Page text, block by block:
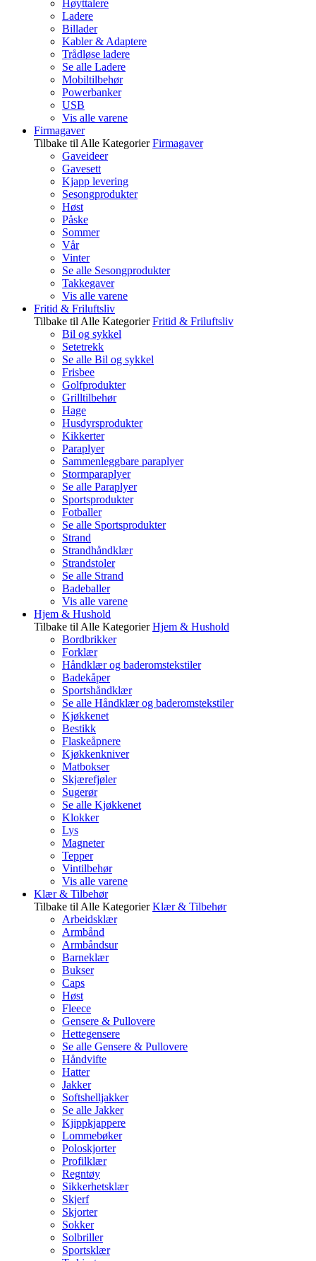
Høyttalere
Ladere
Billader
Kabler & Adaptere
Trådløse ladere
Se alle Ladere
Mobiltilbehør
Powerbanker
USB
Vis alle varene
Firmagaver
Tilbake til Alle Kategorier Firmagaver
Gaveideer
Gavesett
Kjapp levering
Sesongprodukter
Høst
Påske
Sommer
Vår
Vinter
Se alle Sesongprodukter
Takkegaver
Vis alle varene
Fritid & Friluftsliv
Tilbake til Alle Kategorier Fritid & Friluftsliv
Bil og sykkel
Setetrekk
Se alle Bil og sykkel
Frisbee
Golfprodukter
Grilltilbehør
Hage
Husdyrsprodukter
Kikkerter
Paraplyer
Sammenleggbare paraplyer
Stormparaplyer
Se alle Paraplyer
Sportsprodukter
Fotballer
Se alle Sportsprodukter
Strand
Strandhåndklær
Strandstoler
Se alle Strand
Badeballer
Vis alle varene
Hjem & Hushold
Tilbake til Alle Kategorier Hjem & Hushold
Bordbrikker
Forklær
Håndklær og baderomstekstiler
Badekåper
Sportshåndklær
Se alle Håndklær og baderomstekstiler
Kjøkkenet
Bestikk
Flaskeåpnere
Kjøkkenkniver
Matbokser
Skjærefjøler
Sugerør
Se alle Kjøkkenet
Klokker
Lys
Magneter
Tepper
Vintilbehør
Vis alle varene
Klær & Tilbehør
Tilbake til Alle Kategorier Klær & Tilbehør
Arbeidsklær
Armbånd
Armbåndsur
Barneklær
Bukser
Caps
Høst
Fleece
Gensere & Pullovere
Hettegensere
Se alle Gensere & Pullovere
Håndvifte
Hatter
Jakker
Softshelljakker
Se alle Jakker
Kjippkjappere
Lommebøker
Poloskjorter
Profilklær
Regntøy
Sikkerhetsklær
Skjerf
Skjorter
Sokker
Solbriller
Sportsklær